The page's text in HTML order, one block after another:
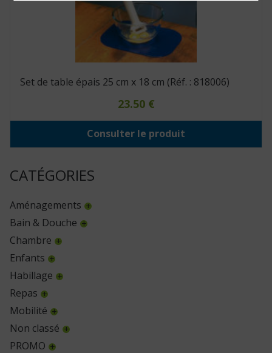
CATÉGORIES
Aménagements
Bain & Douche
Chambre
Enfants
Habillage
Repas
Mobilité
Non classé
PROMO
Set de table épais 25 cm x 18 cm (Réf. : 818006)
23.50 €
Consulter le produit